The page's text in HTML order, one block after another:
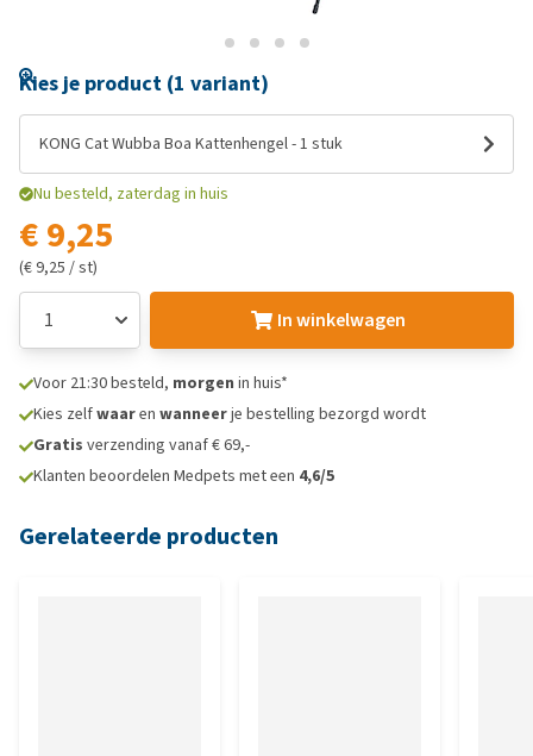
Kies je product (1 variant)
KONG Cat Wubba Boa Kattenhengel - 1 stuk
Nu besteld, zaterdag in huis
€ 9,25
(€ 9,25 / st)
In winkelwagen
Voor 21:30 besteld, morgen in huis*
Kies zelfwaaren wanneerje bestelling bezorgd wordt
Gratis verzending vanaf € 69,-
Klanten beoordelen Medpets met een 4,6/5
Gerelateerde producten